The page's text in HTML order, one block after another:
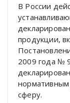
В России
продукции,
2009 года №
сферу.